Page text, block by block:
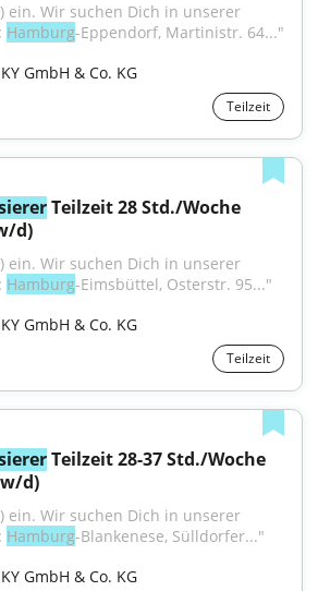
ein. Wir suchen Dich in unserer
Hamburg-Eppendorf, Martinistr. 64..."
GmbH & Co. KG
Teilzeit
Teilzeit 28 Std./Woche
d)
ein. Wir suchen Dich in unserer
Hamburg-Eimsbüttel, Osterstr. 95..."
GmbH & Co. KG
Teilzeit
Teilzeit 28-37 Std./Woche
d)
ein. Wir suchen Dich in unserer
Hamburg-Blankenese, Sülldorfer..."
GmbH & Co. KG